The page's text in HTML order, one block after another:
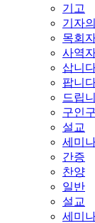
기고
기자
목회
사역
삽니
팝니
드립
구인
설교
세미
간증
찬양
일반
설교
세미